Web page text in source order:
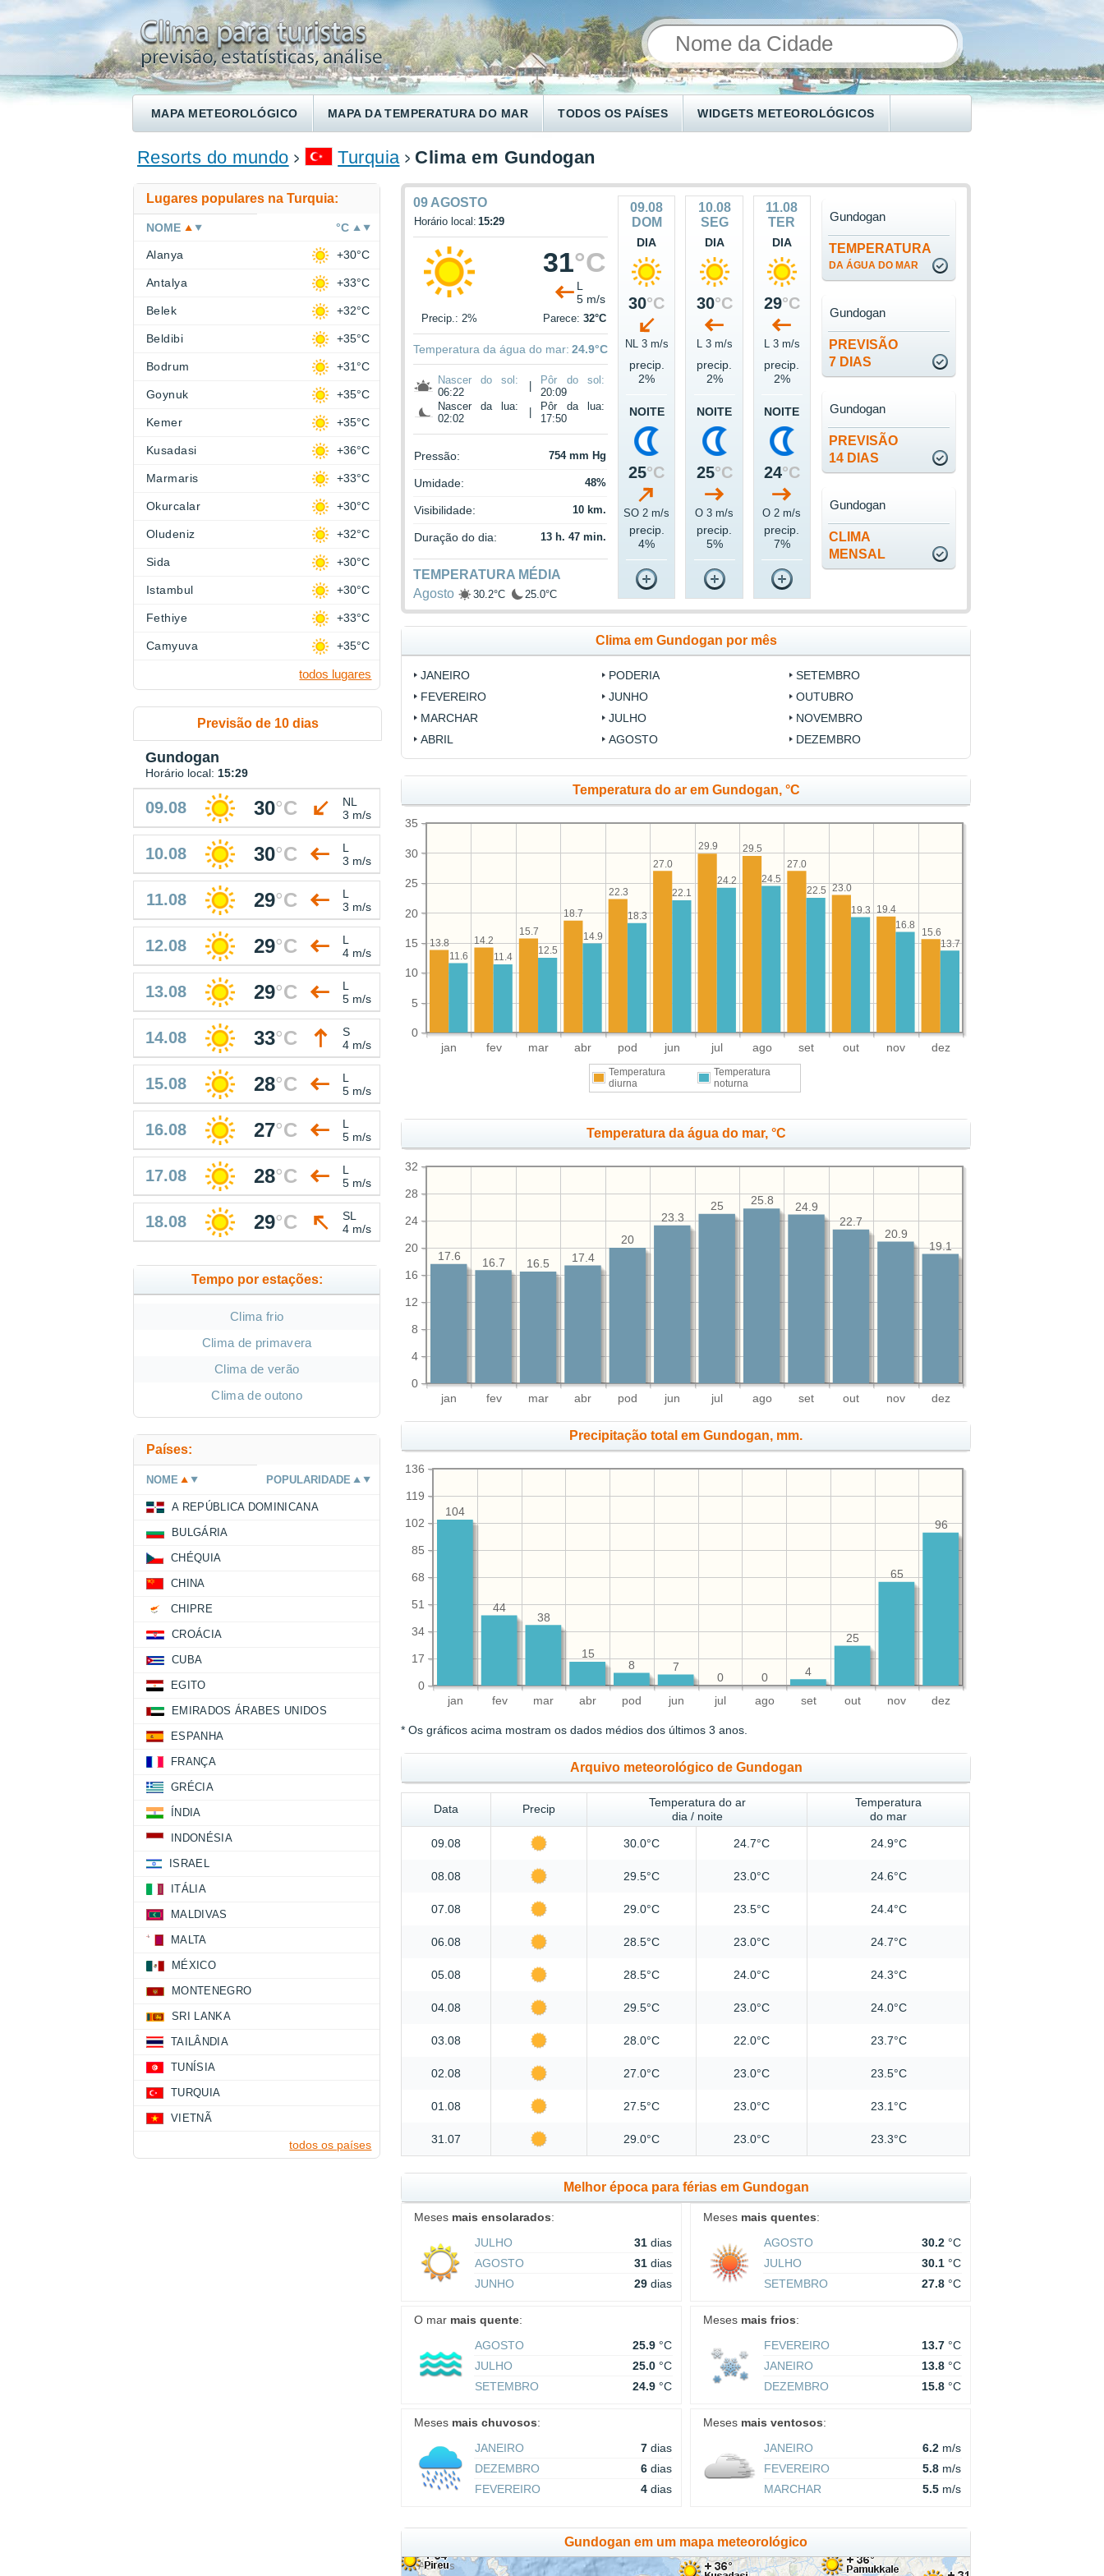
MAPA METEOROLÓGICO MAPA DA TEMPERATURA DO MAR TODOS OS PAÍSES WIDGETS METEOROLÓGICOS
ENCONTRE UM HOTEL
Resorts do mundo Turquia Clima em Gundogan
09 AGOSTO
Horário local: 15:29
31°C
L
5 m/s
Precip.: 2% Parece:32°C
Temperatura da água do mar: 24.9°C
Nascer do sol:
06:22
Pôr do sol:
20:09
Nascer da lua:
02:02
Pôr da lua:
17:50
Pressão: 754 mm Hg
Umidade: 48%
Visibilidade: 10 km.
Duração do dia: 13 h. 47 min.
TEMPERATURA MÉDIA
Agosto
30.2°C 25.0°C
09.08
DOM
DIA
30°C
NL 3 m/s
precip.
2%
NOITE
25°C
SO 2 m/s
precip.
4%
10.08
SEG
DIA
30°C
L 3 m/s
precip.
2%
NOITE
25°C
O 3 m/s
precip.
5%
11.08
TER
DIA
29°C
L 3 m/s
precip.
2%
NOITE
24°C
O 2 m/s
precip.
7%
TEMPERATURA
DA ÁGUA DO MAR
Gundogan
PREVISÃO
7 DIAS
Gundogan
PREVISÃO
14 DIAS
Gundogan
CLIMA
MENSAL
Gundogan
Clima em Gundogan por mês
JANEIRO
FEVEREIRO
MARCHAR
ABRIL
PODERIA
JUNHO
JULHO
AGOSTO
SETEMBRO
OUTUBRO
NOVEMBRO
DEZEMBRO
Temperatura do ar em Gundogan, °C
jan fev mar abr pod jun jul ago set out nov dez
0
5
10
15
20
25
30
35
15.6
19.4
23.0
27.0
29.5
29.9
27.0
22.3
18.7
15.7
14.2
13.8 13.7
16.8
19.3
22.5
24.5
24.2
22.1
18.3
14.9
12.5
11.4
11.6
Temperatura
diurna
Temperatura
noturna
Temperatura da água do mar, °C
jan fev mar abr pod jun jul ago set out nov dez
0
4
8
12
16
20
24
28
32
19.1
20.9
22.7
24.9
25.8
25
23.3
20
17.4
16.5
16.7
17.6
Precipitação total em Gundogan, mm.
jan fev mar abr pod jun jul ago set out nov dez
0
17
34
51
68
85
102
119
136
96
65
25
4
0
0
7
8
15
38
44
104
* Os gráficos acima mostram os dados médios dos últimos 3 anos.
Arquivo meteorológico de Gundogan
Data Precip
Temperatura do ar
dia / noite
Temperatura
do mar
09.08 30.0°C 24.7°C 24.9°C
08.08 29.5°C 23.0°C 24.6°C
07.08 29.0°C 23.5°C 24.4°C
06.08 28.5°C 23.0°C 24.7°C
05.08 28.5°C 24.0°C 24.3°C
04.08 29.5°C 23.0°C 24.0°C
03.08 28.0°C 22.0°C 23.7°C
02.08 27.0°C 23.0°C 23.5°C
01.08 27.5°C 23.0°C 23.1°C
31.07 29.0°C 23.0°C 23.3°C
Melhor época para férias em Gundogan
Meses mais ensolarados:
JULHO
31 dias
AGOSTO
31 dias
JUNHO
29 dias
Meses mais quentes:
AGOSTO
30.2 °C
JULHO
30.1 °C
SETEMBRO
27.8 °C
O mar mais quente:
AGOSTO
25.9 °C
JULHO
25.0 °C
SETEMBRO
24.9 °C
Meses mais frios:
FEVEREIRO
13.7 °C
JANEIRO
13.8 °C
DEZEMBRO
15.8 °C
Meses mais chuvosos:
JANEIRO
7 dias
DEZEMBRO
6 dias
FEVEREIRO
4 dias
Meses mais ventosos:
JANEIRO
6.2 m/s
FEVEREIRO
5.8 m/s
MARCHAR
5.5 m/s
Gundogan em um mapa meteorológico
Lugares populares na Turquia:
NOME °C
Alanya +30°C
Antalya +33°C
Belek +32°C
Beldibi +35°C
Bodrum +31°C
Goynuk +35°C
Kemer +35°C
Kusadasi +36°C
Marmaris +33°C
Okurcalar +30°C
Oludeniz +32°C
Sida +30°C
Istambul +30°C
Fethiye +33°C
Camyuva +35°C
todos lugares
Previsão de 10 dias
Gundogan
Horário local: 15:29
09.08 30°C
NL
3 m/s
10.08 30°C
L
3 m/s
11.08 29°C
L
3 m/s
12.08 29°C
L
4 m/s
13.08 29°C
L
5 m/s
14.08 33°C
S
4 m/s
15.08 28°C
L
5 m/s
16.08 27°C
L
5 m/s
17.08 28°C
L
5 m/s
18.08 29°C
SL
4 m/s
Tempo por estações:
Clima frio
Clima de primavera
Clima de verão
Clima de outono
Países:
NOME POPULARIDADE
A REPÚBLICA DOMINICANA
BULGÁRIA
CHÉQUIA
CHINA
CHIPRE
CROÁCIA
CUBA
EGITO
EMIRADOS ÁRABES UNIDOS
ESPANHA
FRANÇA
GRÉCIA
ÍNDIA
INDONÉSIA
ISRAEL
ITÁLIA
MALDIVAS
MALTA
MÉXICO
MONTENEGRO
SRI LANKA
TAILÂNDIA
TUNÍSIA
TURQUIA
VIETNÃ
todos os países